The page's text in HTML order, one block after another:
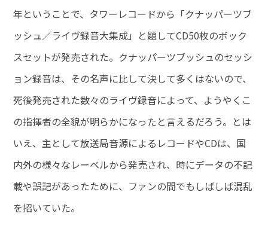
年ということで、タワーレコードから「クナッパーツブ
ッシュ／ライヴ録音大集成」と題してCD50枚のボック
スセットが発売された。クナッパーツブッシュのセッシ
ョン録音は、その名声に比して決して多くはないので、
死後発売された数々のライヴ録音によって、ようやくこ
の指揮者の全貌が明らかになったと言えるだろう。とは
いえ、主として放送局音源によるレコードやCDは、国
内外の様々なレーベルから発売され、時にデータの不記
載や誤記があったために、ファンの間でもしばしば混乱
を招いていた。